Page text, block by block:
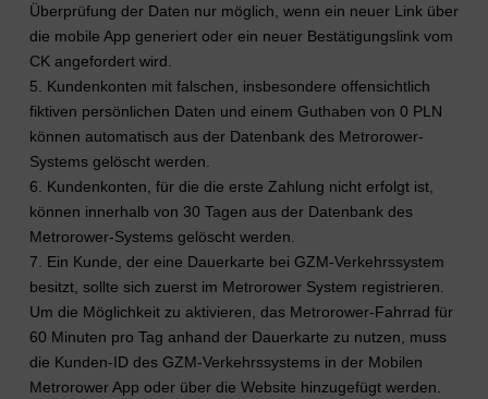
Überprüfung der Daten nur möglich, wenn ein neuer Link über
die mobile App generiert oder ein neuer Bestätigungslink vom
CK angefordert wird.
5. Kundenkonten mit falschen, insbesondere offensichtlich
fiktiven persönlichen Daten und einem Guthaben von 0 PLN
können automatisch aus der Datenbank des Metrorower-
Systems gelöscht werden.
6. Kundenkonten, für die die erste Zahlung nicht erfolgt ist,
können innerhalb von 30 Tagen aus der Datenbank des
Metrorower-Systems gelöscht werden.
7. Ein Kunde, der eine Dauerkarte bei GZM-Verkehrssystem
besitzt, sollte sich zuerst im Metrorower System registrieren.
Um die Möglichkeit zu aktivieren, das Metrorower-Fahrrad für
60 Minuten pro Tag anhand der Dauerkarte zu nutzen, muss
die Kunden-ID des GZM-Verkehrssystems in der Mobilen
Metrorower App oder über die Website hinzugefügt werden.